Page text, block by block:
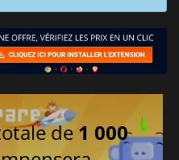
de 1 000